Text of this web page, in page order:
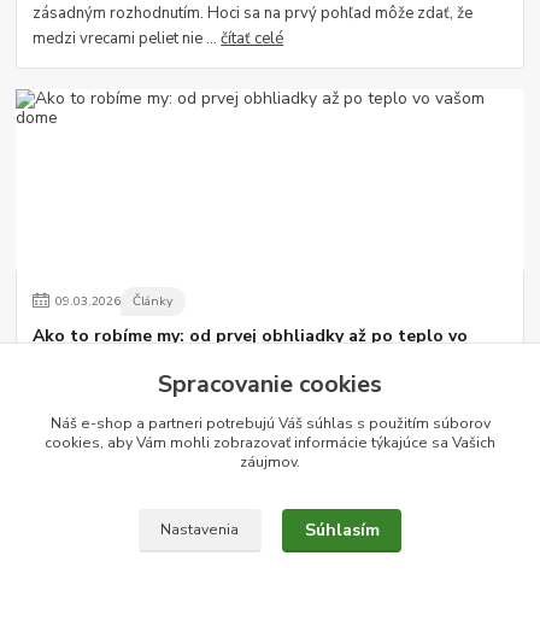
zásadným rozhodnutím. Hoci sa na prvý pohľad môže zdať, že
medzi vrecami peliet nie ...čítať celé
09.03.2026 Články
Ako to robíme my: od prvej obhliadky až po teplo vo
Výber správneho kúrenia je dôležité rozhodnutie, ktoré ovplyvní
komfort bývania aj náklady na energiu na dlhé roky. Mnohí zákazníci
sa nás pýtajú, ako...čítať celé
Spracovanie cookies
Náš e-shop a partneri potrebujú Váš súhlas s použitím súborov
cookies, aby Vám mohli zobrazovať informácie týkajúce sa Vašich
záujmov.
Nastavenia Súhlasím